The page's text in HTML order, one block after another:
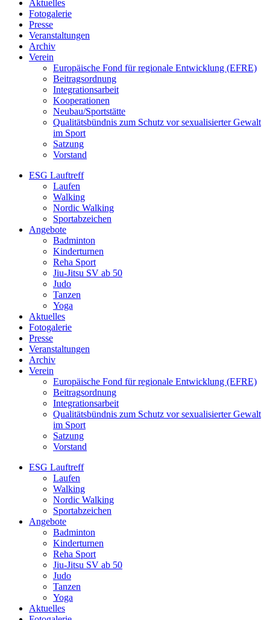
Aktuelles
Fotogalerie
Presse
Veranstaltungen
Archiv
Verein
Europäische Fond für regionale Entwicklung (EFRE)
Beitragsordnung
Integrationsarbeit
Kooperationen
Neubau/Sportstätte
Qualitätsbündnis zum Schutz vor sexualisierter Gewalt
im Sport
Satzung
Vorstand
ESG Lauftreff
Laufen
Walking
Nordic Walking
Sportabzeichen
Angebote
Badminton
Kinderturnen
Reha Sport
Jiu-Jitsu SV ab 50
Judo
Tanzen
Yoga
Aktuelles
Fotogalerie
Presse
Veranstaltungen
Archiv
Verein
Europäische Fond für regionale Entwicklung (EFRE)
Beitragsordnung
Integrationsarbeit
Qualitätsbündnis zum Schutz vor sexualisierter Gewalt
im Sport
Satzung
Vorstand
ESG Lauftreff
Laufen
Walking
Nordic Walking
Sportabzeichen
Angebote
Badminton
Kinderturnen
Reha Sport
Jiu-Jitsu SV ab 50
Judo
Tanzen
Yoga
Aktuelles